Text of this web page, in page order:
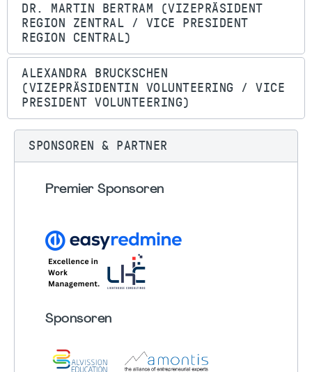
DR. MARTIN BERTRAM (VIZEPRÄSIDENT
REGION ZENTRAL / VICE PRESIDENT
REGION CENTRAL)
ALEXANDRA BRUCKSCHEN
(VIZEPRÄSIDENTIN VOLUNTEERING / VICE
PRESIDENT VOLUNTEERING)
SPONSOREN & PARTNER
Premier Sponsoren
Sponsoren